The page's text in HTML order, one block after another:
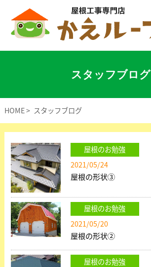
スタッフブログ
HOME スタッフブログ
屋根のお勉強
2021/05/24
屋根の形状③
屋根のお勉強
2021/05/20
屋根の形状②
屋根のお勉強